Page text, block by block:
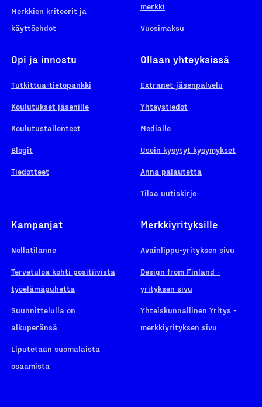
Merkkien kriteerit ja
käyttöehdot
merkki
Vuosimaksu
Opi ja innostu
Tutkittua-tietopankki
Koulutukset jäsenille
Koulutustallenteet
Blogit
Tiedotteet
Ollaan yhteyksissä
Extranet-jäsenpalvelu
Yhteystiedot
Medialle
Usein kysytyt kysymykset
Anna palautetta
Tilaa uutiskirje
Kampanjat
Nollatilanne
Tervetuloa kohti positiivista
työelämäpuhetta
Suunnittelulla on
alkuperänsä
Liputetaan suomalaista
osaamista
Merkkiyrityksille
Avainlippu-yrityksen sivu
Design from Finland -
yrityksen sivu
Yhteiskunnallinen Yritys -
merkkiyrityksen sivu